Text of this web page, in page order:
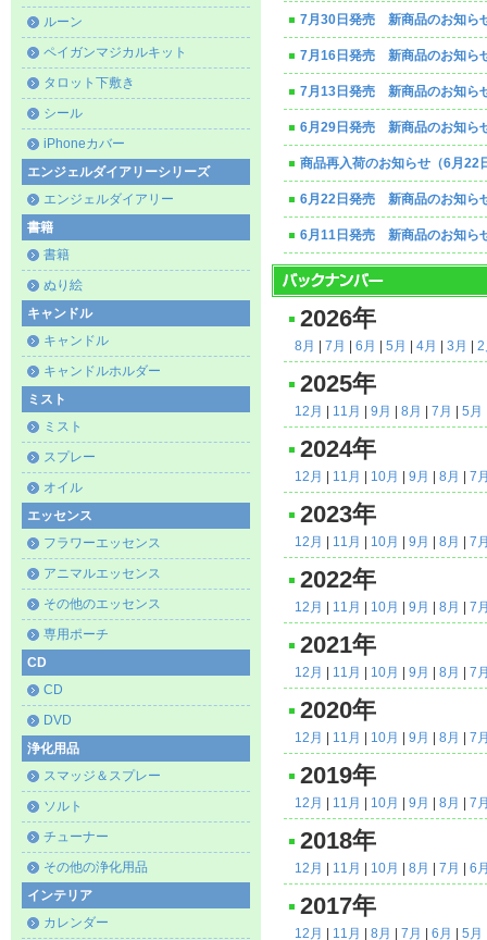
ルーン
ペイガンマジカルキット
タロット下敷き
シール
iPhoneカバー
エンジェルダイアリーシリーズ
エンジェルダイアリー
書籍
書籍
ぬり絵
キャンドル
キャンドル
キャンドルホルダー
ミスト
ミスト
スプレー
オイル
エッセンス
フラワーエッセンス
アニマルエッセンス
その他のエッセンス
専用ポーチ
CD
CD
DVD
浄化用品
スマッジ＆スプレー
ソルト
チューナー
その他の浄化用品
インテリア
カレンダー
7月30日発売 新商品のお知ら
7月16日発売 新商品のお知ら
7月13日発売 新商品のお知ら
6月29日発売 新商品のお知ら
商品再入荷のお知らせ（6月22
6月22日発売 新商品のお知ら
6月11日発売 新商品のお知ら
2026年
8月 7月 6月 5月 4月 3月 2
2025年
12月 11月 9月 8月 7月 5月
2024年
12月 11月 10月 9月 8月 7
2023年
12月 11月 10月 9月 8月 7
2022年
12月 11月 10月 9月 8月 7
2021年
12月 11月 10月 9月 8月 7
2020年
12月 11月 10月 9月 8月 7
2019年
12月 11月 10月 9月 8月 7
2018年
12月 11月 10月 8月 7月 6
2017年
12月 11月 8月 7月 6月 5月